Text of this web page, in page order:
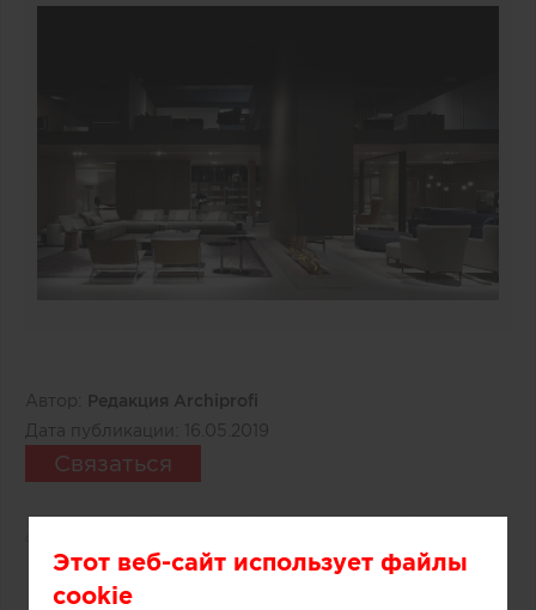
Автор:
Редакция Archiprofi
Дата публикации:
16.05.2019
Связаться
Этот веб-сайт использует файлы
cookie